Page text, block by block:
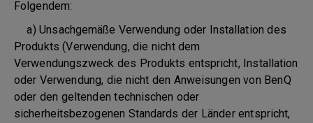
Folgendem:
a) Unsachgemäße Verwendung oder Installation des
Produkts (Verwendung, die nicht dem
Verwendungszweck des Produkts entspricht, Installation
oder Verwendung, die nicht den Anweisungen von BenQ
oder den geltenden technischen oder
sicherheitsbezogenen Standards der Länder entspricht,